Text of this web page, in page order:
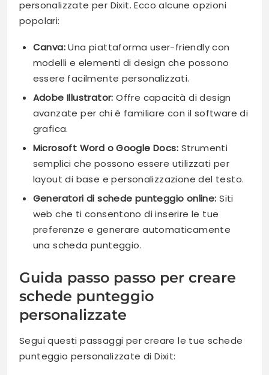
personalizzate per Dixit. Ecco alcune opzioni
popolari:
Canva:Una piattaforma user-friendly con
modelli e elementi di design che possono
essere facilmente personalizzati.
Adobe Illustrator: Offre capacità di design
avanzate per chi è familiare con il software di
grafica.
Microsoft Word o Google Docs: Strumenti
semplici che possono essere utilizzati per
layout di base e personalizzazione del testo.
Generatori di schede punteggio online: Siti
web che ti consentono di inserire le tue
preferenze e generare automaticamente
una scheda punteggio.
Guida passo passo per creare
schede punteggio
personalizzate
Segui questi passaggi per creare le tue schede
punteggio personalizzate di Dixit: